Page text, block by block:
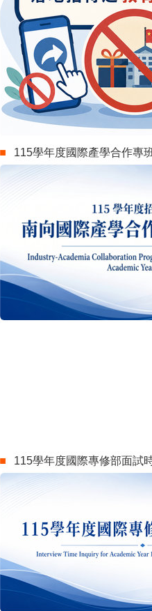
115學年度國際產學合作專
115學年度國際專修部面試